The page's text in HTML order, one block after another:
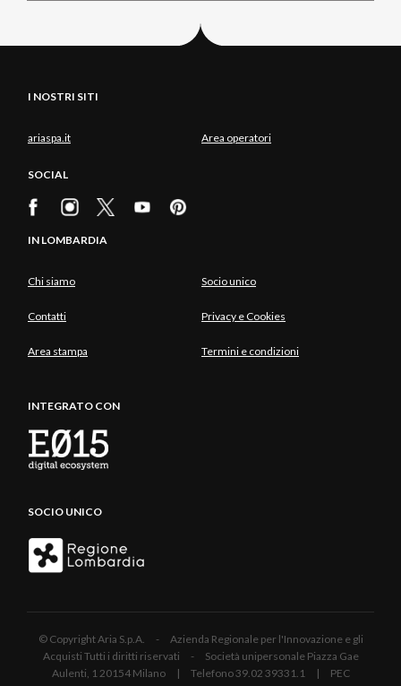
I NOSTRI SITI
ariaspa.it Area operatori
SOCIAL
IN LOMBARDIA
Chi siamo Socio unico
Contatti Privacy e Cookies
Area stampa Termini e condizioni
INTEGRATO CON
SOCIO UNICO
© Copyright Aria S.p.A. - Azienda Regionale per l'Innovazione e gli
Acquisti Tutti i diritti riservati - Società unipersonale Piazza Gae
Aulenti, 1 20154 Milano | Telefono 39.02 39331.1 | PEC